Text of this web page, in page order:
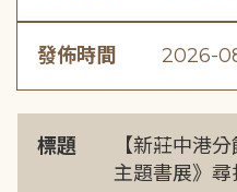
發佈時間 2026-
標題
【新莊中港
主題書展》